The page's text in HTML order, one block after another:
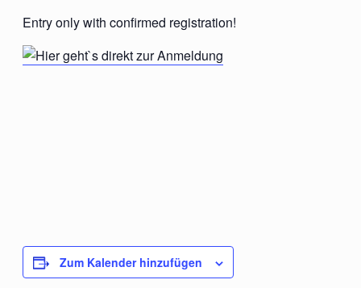
Entry only with confirmed registration!
Zum Kalender hinzufügen